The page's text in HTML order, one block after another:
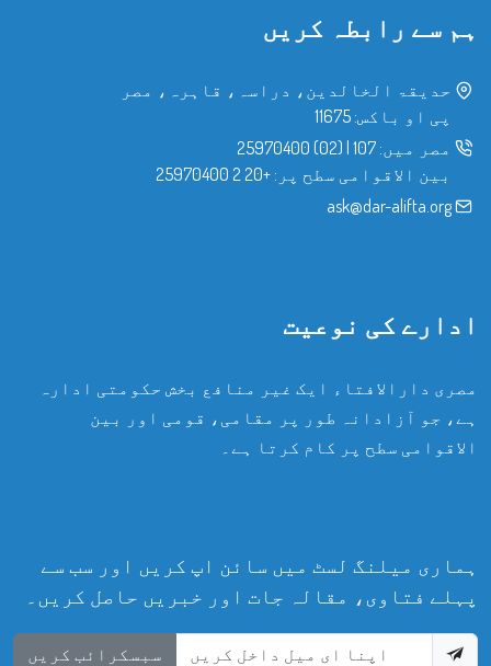
ہم سے رابطہ کریں
حدیقۃ الخالدین، دراسہ، قاہرہ، مصر
پی او باکس: 11675
مصر میں: 107
|
(02) 25970400
بین الاقوامی سطح پر: +20 2 25970400
ask@dar-alifta.org
ادارے کی نوعیت
مصری دارالافتاء ایک غیر منافع بخش حکومتی ادارہ
ہے، جو آزادانہ طور پر مقامی، قومی اور بین
الاقوامی سطح پر کام کرتا ہے۔
ہماری میلنگ لسٹ میں سائن اپ کریں اور سب سے
پہلے فتاوی، مقالہ جات اور خبریں حاصل کریں۔
سبسکرائب کریں